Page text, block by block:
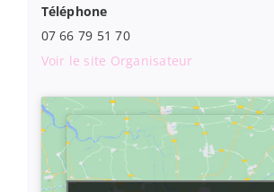
Téléphone
07 66 79 51 70
Voir le site Organisateur